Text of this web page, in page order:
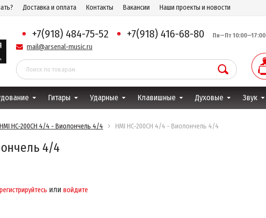
Доставка и оплата Контакты Вакансии Наши проекты и новости
+7(918) 484-75-52 +7(918) 416-68-80 Пн—Пт 10:00—17:00
mail@arsenal-music.ru
Гитары Ударные Клавишные Духовые Звук
HMI HC-200CH 4/4 - Виолончель 4/4 HMI HC-200CH 4/4 - Виолончель 4/4
4/4
или войдите